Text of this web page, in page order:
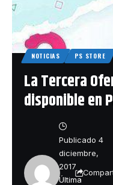
NOTICIAS PS STORE
La Tercera
disponible en
Última
Publicado 4
diciembre,
2017